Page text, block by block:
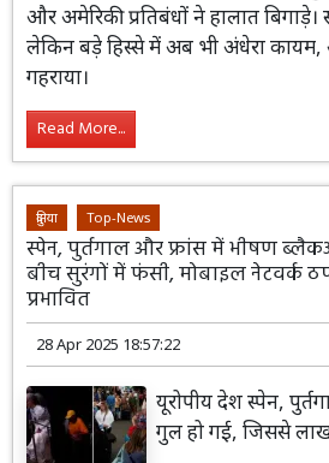
और अमेरिकी प्रतिबंधों ने हालात
लेकिन बड़े हिस्से में अब भी अंधेरा
गहराया।
Read More...
दुनिया Top-News
स्पेन, पुर्तगाल और फ्रांस में भीषण
बीच सुरंगों में फंसी, मोबाइल नेटवर्क
प्रभावित
28 Apr 2025 18:57:22
यूरोपीय देश स्पेन,
गुल हो गई, जिससे